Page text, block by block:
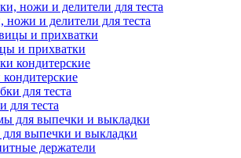
ножи и делители для теста
и прихватки
для теста
выпечки и выкладки